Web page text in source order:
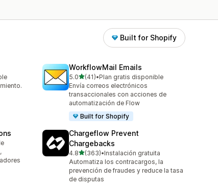
Built for Shopify
WorkflowMail Emails
5.0de 5 estrellas
(41)
41 reseñas en total
•Plan gratis disponible
Envía correos electrónicos
transaccionales con acciones de
automatización de Flow
Built for Shopify
Chargeflow Prevent
Chargebacks
4.8de 5 estrellas
(363)
363 reseñas en total
•Instalación gratuita
Automatiza los contracargos, la
prevención de fraudes y reduce la tasa
de disputas